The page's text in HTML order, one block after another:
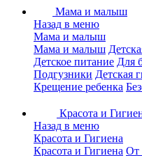
Мама и малыш
Назад в меню
Мама и малыш
Мама и малыш
Детское питание Для
Подгузники Детская
Крещение ребенка
Красота и
Назад в меню
Красота и Гигиена
Красота и Гигиена От